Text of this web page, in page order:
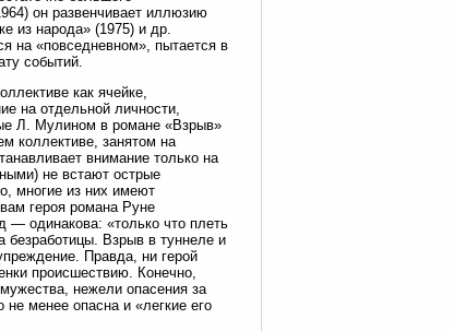
он развенчивает иллюзию
из народа» (1975) и др.
на «повседневном», пытается в
событий.
как ячейке,
на отдельной личности,
Л. Мулином в романе «Взрыв»
коллективе, занятом на
внимание только на
не встают острые
многие из них имеют
героя романа Руне
— одинакова: «только что плеть
безработицы. Взрыв в туннеле и
Правда, ни герой
происшествию. Конечно,
нежели опасения за
менее опасна и «легкие его